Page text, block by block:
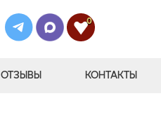
0
ОТЗЫВЫ КОНТАКТЫ